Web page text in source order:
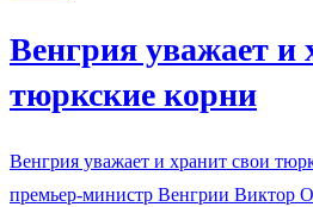
Венгрия уважает и
тюркские корни
Венгрия уважает и хранит свои
премьер-министр Венгрии Виктор